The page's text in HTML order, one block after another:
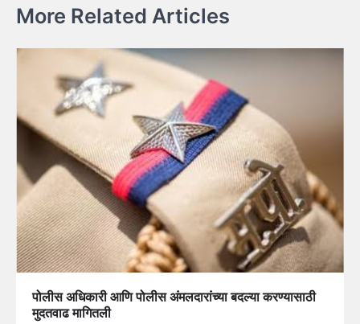
More Related Articles
पोलीस अधिकारी आणि पोलीस अंमलदारांच्या बदल्या करण्यासाठी
मुदतवाढ मागितली